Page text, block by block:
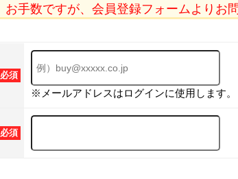
お手数ですが、会員登録フォームよりお
必須
※メールアドレスはログインに使用します。
必須